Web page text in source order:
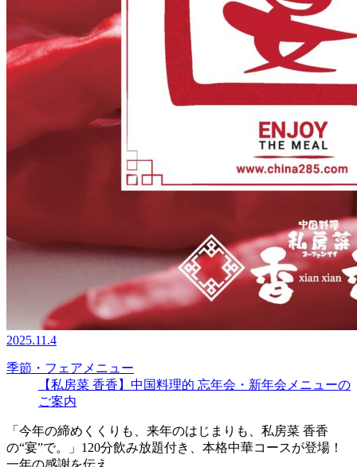
2025.11.4
季節・フェアメニュー
【私房菜 香香】中国料理的 忘年会・新年会メニューの
ご案内
「今年の締めくくりも、来年のはじまりも、私房菜 香香
の“宴”で。」120分飲み放題付き、本格中華コースが登場！
一年の感謝を伝え…